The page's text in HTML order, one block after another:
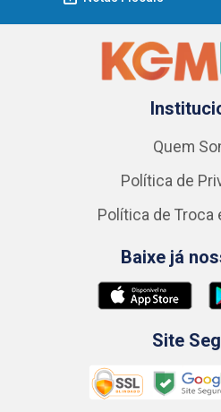
Quem
Política de
Política de Troca
Baixe já
Site